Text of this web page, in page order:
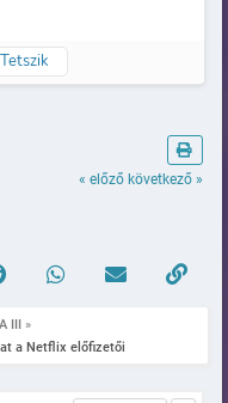
Tetszik
« előző következő »
III »
a Netflix előfizetői